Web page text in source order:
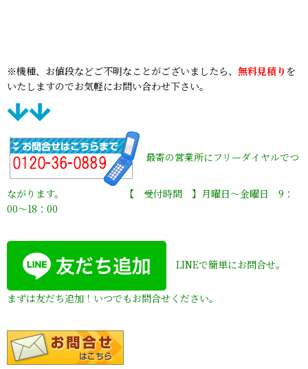
※機種、お値段などご不明なことがございましたら、 無料見積り を
いたしますのでお気軽にお問い合わせ下さい。
最寄の営業所にフリーダイヤルでつ
ながります。 【 受付時間 】月曜日〜金曜日 9：
00〜18：00
LINEで簡単にお問合せ。
まずは友だち追加！いつでもお問合せください。